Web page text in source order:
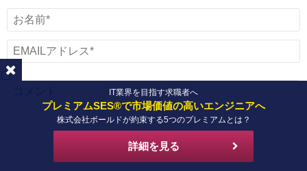
IT業界を目指す求職者へ
プレミアムSES®で市場価値の高いエンジニアへ
株式会社ボールドが約束する5つのプレミアムとは？
詳細を見る